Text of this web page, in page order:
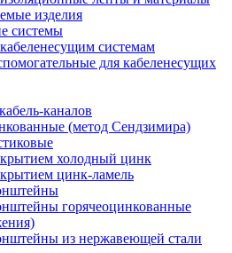
изделия
системы
системам
для кабеленесущих
каналов
(метод Сендзимира)
холодный цинк
цинк-ламель
горячеоцинкованные
из нержавеющей стали